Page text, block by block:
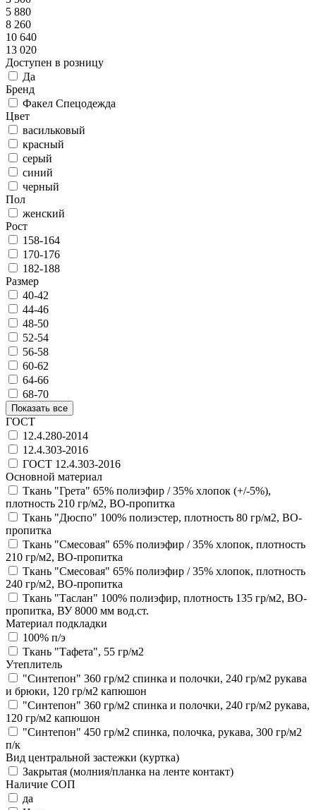
5 880
8 260
10 640
13 020
Доступен в розницу
Да
Бренд
Факел Спецодежда
Цвет
васильковый
красный
серый
синий
черный
Пол
женский
Рост
158-164
170-176
182-188
Размер
40-42
44-46
48-50
52-54
56-58
60-62
64-66
68-70
Показать все
ГОСТ
12.4.280-2014
12.4.303-2016
ГОСТ 12.4.303-2016
Основной материал
Ткань "Грета" 65% полиэфир / 35% хлопок (+/-5%),
плотность 210 гр/м2, ВО-пропитка
Ткань "Дюспо" 100% полиэстер, плотность 80 гр/м2, ВО-
пропитка
Ткань "Смесовая" 65% полиэфир / 35% хлопок, плотность
210 гр/м2, ВО-пропитка
Ткань "Смесовая" 65% полиэфир / 35% хлопок, плотность
240 гр/м2, ВО-пропитка
Ткань "Таслан" 100% полиэфир, плотность 135 гр/м2, ВО-
пропитка, ВУ 8000 мм вод.ст.
Материал подкладки
100% п/э
Ткань "Тафета", 55 гр/м2
Утеплитель
"Синтепон" 360 гр/м2 спинка и полочки, 240 гр/м2 рукава
и брюки, 120 гр/м2 капюшон
"Синтепон" 360 гр/м2 спинка и полочки, 240 гр/м2 рукава,
120 гр/м2 капюшон
"Синтепон" 450 гр/м2 спинка, полочка, рукава, 300 гр/м2
п/к
Вид центральной застежки (куртка)
Закрытая (молния/планка на ленте контакт)
Наличие СОП
да